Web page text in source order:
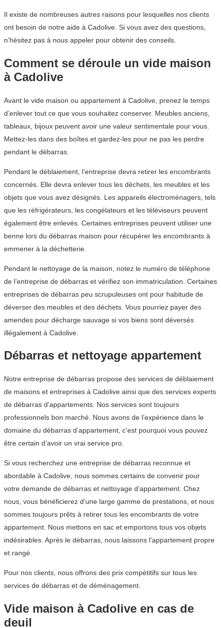
Il existe de nombreuses autres raisons pour lesquelles nos clients
ont besoin de notre aide à Cadolive. Si vous avez des questions,
n’hésitez pas à nous appeler pour obtenir des conseils.
Comment se déroule un vide maison
à Cadolive
Avant le vide maison ou appartement à Cadolive, prenez le temps
d’enlever tout ce que vous souhaitez conserver. Meubles anciens,
tableaux, bijoux peuvent avoir une valeur sentimentale pour vous.
Mettez-les dans des boîtes et gardez-les pour ne pas les perdre
pendant le débarras.
Pendant le déblaiement, l’entreprise devra retirer les encombrants
concernés. Elle devra enlever tous les déchets, les meubles et les
objets que vous avez désignés. Les appareils électroménagers, tels
que les réfrigérateurs, les congélateurs et les téléviseurs peuvent
également être enlevés. Certaines entreprises peuvent utiliser une
benne lors du débarras maison pour récupérer les encombrants à
emmener à la déchetterie.
Pendant le nettoyage de la maison, notez le numéro de téléphone
de l’entreprise de débarras et vérifiez son immatriculation. Certaines
entreprises de débarras peu scrupuleuses ont pour habitude de
déverser des meubles et des déchets. Vous pourriez payer des
amendes pour décharge sauvage si vos biens sont déversés
illégalement à Cadolive.
Débarras et nettoyage appartement
Notre entreprise de débarras propose des services de déblaiement
de maisons et entreprises à Cadolive ainsi que des services experts
de débarras d’appartements. Nos services sont toujours
professionnels bon marché. Nous avons de l’expérience dans le
domaine du débarras d’appartement, c’est pourquoi vous pouvez
être certain d’avoir un vrai service pro.
Si vous recherchez une entreprise de débarras reconnue et
abordable à Cadolive, nous sommes certains de convenir pour
votre demande de débarras et nettoyage d’appartement. Chez
nous, vous bénéficierez d’une large gamme de prestations, et nous
sommes toujours prêts à retirer tous les encombrants de votre
appartement. Nous mettons en sac et emportons tous vos objets
indésirables. Après le débarras, nous laissons l’appartement propre
et rangé.
Pour nos clients, nous offrons des prix compétitifs sur tous les
services de débarras et de déménagement.
Vide maison à Cadolive en cas de
deuil